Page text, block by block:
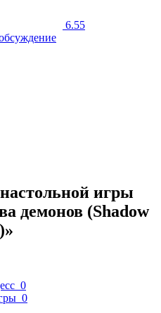
6.55
игры
демонов (Shadow
0
0